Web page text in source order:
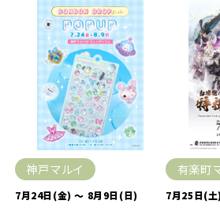
神戸マルイ
7月24日(金) ～ 8月9日(日)
有楽町
7月25日(